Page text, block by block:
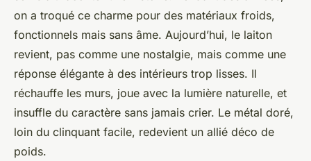
conseils
Camil•13/04/2026 20:50•8 min de lecture
on a troqué ce charme pour des matériaux froids,
fonctionnels mais sans âme. Aujourd’hui, le laiton
revient, pas comme une nostalgie, mais comme une
réponse élégante à des intérieurs trop lisses. Il
réchauffe les murs, joue avec la lumière naturelle, et
insuffle du caractère sans jamais crier. Le métal doré,
loin du clinquant facile, redevient un allié déco de
poids.